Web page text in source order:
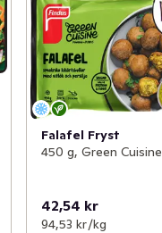
Falafel Fryst
450 g, Green Cuisine
42,54 kr
94,53 kr /kg